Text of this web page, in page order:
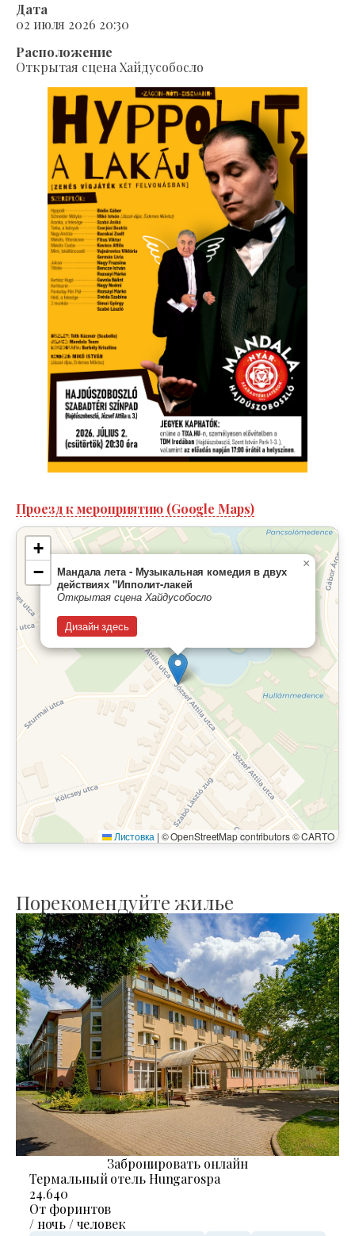
Дата
02 июля 2026 20:30
Расположение
Открытая сцена Хайдусобосло
Проезд к мероприятию (Google Maps)
Мандала лета - Музыкальная комедия в двух
действиях "Ипполит-лакей
Открытая сцена Хайдусобосло
Дизайн здесь
×
+
−
Листовка | © OpenStreetMap contributors © CARTO
Порекомендуйте жилье
Забронировать онлайн
Термальный отель Hungarospa
24.640
От форинтов
/ ночь / человек